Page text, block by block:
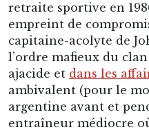
retraite sportive en
empreint de
capitaine-acolyte de
l’ordre mafieux du
ajacide et dans les
ambivalent (pour le
argentine avant et
entraîneur médiocre